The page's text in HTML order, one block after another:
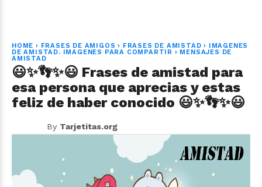
HOME › FRASES DE AMIGOS › FRASES DE AMISTAD ›
IMAGENES
DE AMISTAD. IMAGENES PARA COMPARTIR › MENSAJES DE
AMISTAD
😃✨👣✨😃 Frases de amistad para
esa persona que aprecias y estas
feliz de haber conocido 😃✨👣✨😃
By Tarjetitas.org